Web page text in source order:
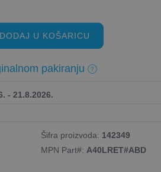
U KOŠARICU
pakiranju
- 21.8.2026.
Šifra proizvoda: 142349
MPN Part#: A40LRET#ABD